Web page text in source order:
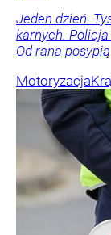
Jeden dzień.
karnych.
Od rana
Motoryzacja